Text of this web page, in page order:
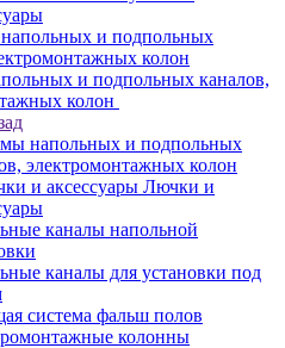
и подпольных каналов,
колон
напольных и подпольных
электромонтажных колон
Лючки и
каналы напольной
каналы для установки под
система фальш полов
колонны